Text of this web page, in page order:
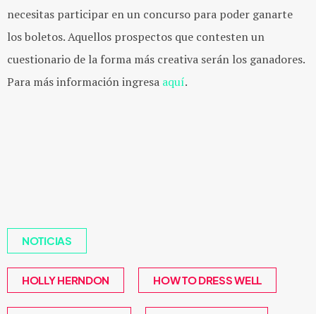
necesitas participar en un concurso para poder ganarte
los boletos. Aquellos prospectos que contesten un
cuestionario de la forma más creativa serán los ganadores.
Para más información ingresa aquí.
NOTICIAS
HOLLY HERNDON HOW TO DRESS WELL